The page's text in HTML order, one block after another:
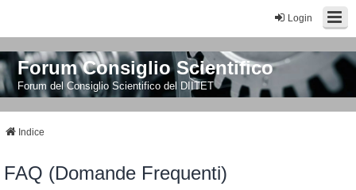
Login
Forum Consiglio Scientifico
Forum del Consiglio Scientifico del DIITET
Indice
FAQ (Domande Frequenti)